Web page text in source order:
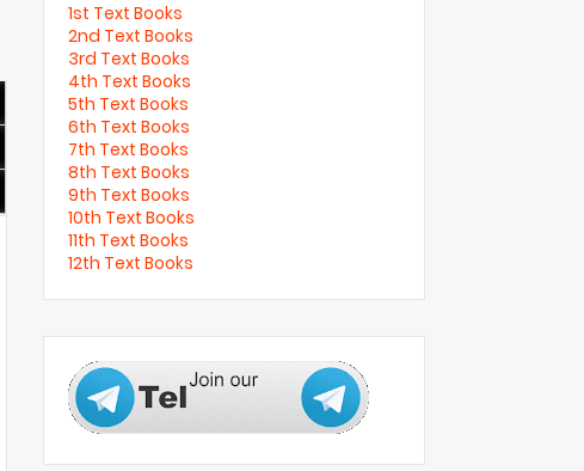
1st Text Books
2nd Text Books
3rd Text Books
4th Text Books
5th Text Books
6th Text Books
7th Text Books
8th Text Books
9th Text Books
10th Text Books
11th Text Books
12th Text Books